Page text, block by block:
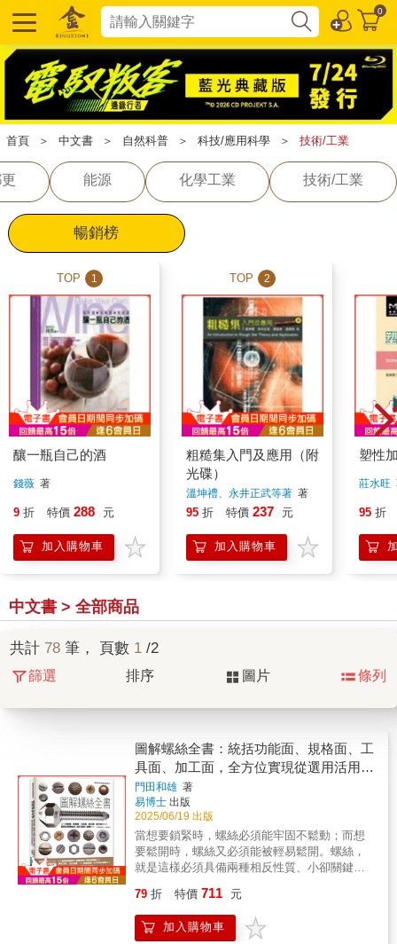
0
首頁 ＞ 中文書 ＞ 自然科普 ＞ 科技/應用科學 ＞ 技術/工業
能源 化學工業 技術/工業
暢銷榜
TOP 1
釀一瓶自己的酒
錢薇 著
9 折 特價 288 元
加入購物車
TOP 2
粗糙集入門及應用（附
光碟）
溫坤禮、永井正武等著 著
95 折 特價 237 元
加入購物車
塑性
莊水旺
95 折
中文書 > 全部商品
共計 78 筆， 頁數 1 /2
篩選 排序 圖片 條列
圖解螺絲全書：統括功能面、規格面、工
具面、加工面，全方位實現從選用活用規
格品到自行製造的實務能力
門田和雄 著
易博士 出版
2025/06/19 出版
當想要鎖緊時，螺絲必須能牢固不鬆動；而想
要鬆開時，螺絲又必須能被輕易鬆開。螺絲，
就是這樣必須具備兩種相反性質、小卻關鍵的
缺的機械零件之一。動手實踐的自造者，在進
行機械設計時，需要決定螺絲所需的形狀、尺
寸與材質。尤其是強度設計，需要根據抗拉強
79 折 特價 711 元
加入購物車